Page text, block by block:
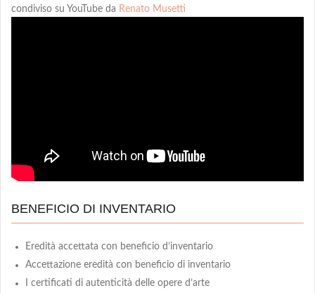
condiviso su YouTube da Renato Musetti
BENEFICIO DI INVENTARIO
Eredità accettata con beneficio d’inventario
Accettazione eredità con beneficio di inventario
I certificati di autenticità delle opere d’arte